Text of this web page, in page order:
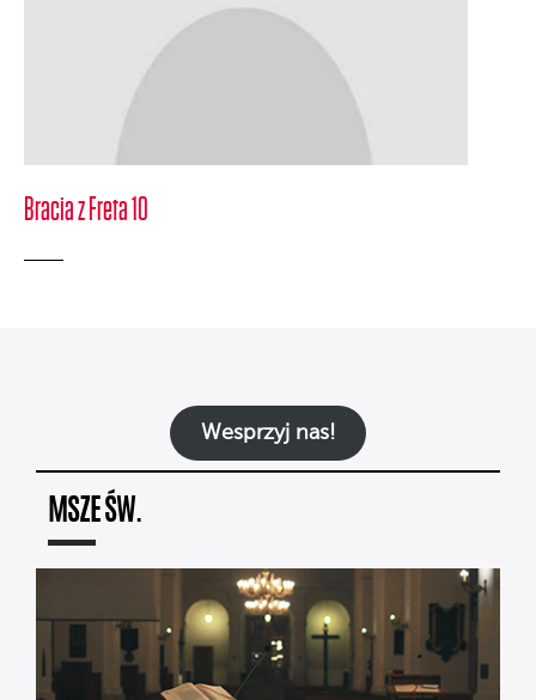
Bracia z Freta 10
Wesprzyj nas!
MSZE ŚW.